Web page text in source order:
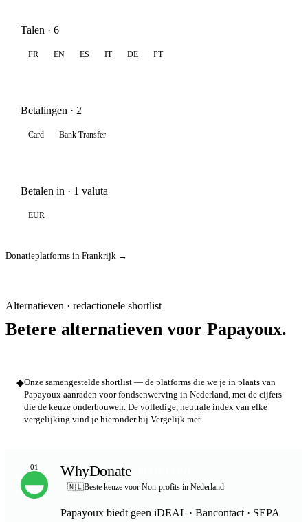
Talen · 6
FR EN ES IT DE PT
Betalingen · 2
Card Bank Transfer
Betalen in · 1 valuta
EUR
Donatieplatforms in Frankrijk →
Alternatieven · redactionele shortlist
Betere alternatieven voor Papayoux.
◆Onze samengestelde shortlist — de platforms die we je in plaats van
Papayoux aanraden voor fondsenwerving in Nederland, met de cijfers
die de keuze onderbouwen. De volledige, neutrale index van elke
vergelijking vind je hieronder bij Vergelijk met.
01 WhyDonate
🇳🇱Beste keuze voor Non-profits in Nederland
Papayoux biedt geen iDEAL · Bancontact · SEPA